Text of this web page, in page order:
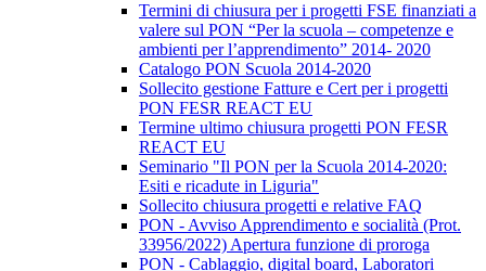
Termini di chiusura per i progetti FSE finanziati a
valere sul PON “Per la scuola – competenze e
ambienti per l’apprendimento” 2014- 2020
Catalogo PON Scuola 2014-2020
Sollecito gestione Fatture e Cert per i progetti
PON FESR REACT EU
Termine ultimo chiusura progetti PON FESR
REACT EU
Seminario "Il PON per la Scuola 2014-2020:
Esiti e ricadute in Liguria"
Sollecito chiusura progetti e relative FAQ
PON - Avviso Apprendimento e socialità (Prot.
33956/2022) Apertura funzione di proroga
PON - Cablaggio, digital board, Laboratori